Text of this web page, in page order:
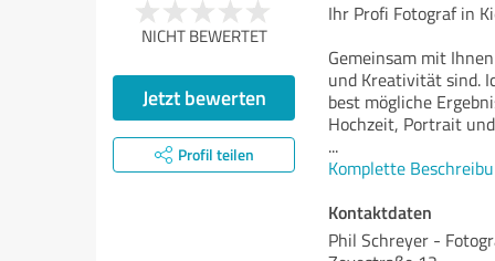
NICHT BEWERTET
Jetzt bewerten
Profil teilen
Ihr Profi Fotograf in
Gemeinsam mit
und Kreativität sind.
best mögliche
Hochzeit, Portrait
...
Komplette
Kontaktdaten
Phil Schreyer -